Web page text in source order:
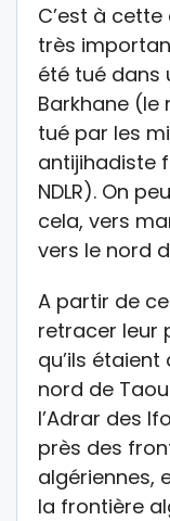
C’est à
très
été tué dans
Barkhane (le
tué par les
antijihadiste
NDLR). On
cela, vers
vers le nord
A partir de
retracer leur
qu’ils
nord de
l’Adrar des
près des
algériennes,
la frontière